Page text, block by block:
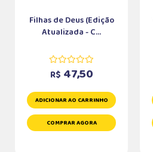
Filhas de Deus (Edição
Atualizada - C...
R$ 47,50
ADICIONAR AO CARRINHO
COMPRAR AGORA